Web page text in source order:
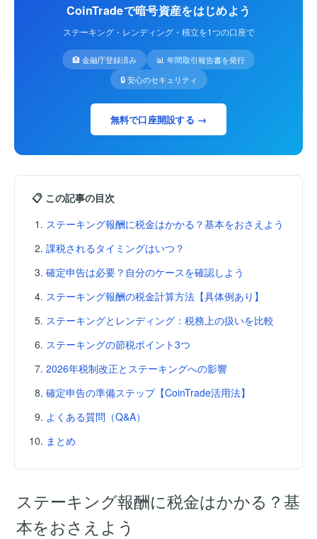
CoinTradeで暗号資産をはじめよう
ステーキング・レンディング・積立を1つの口座で
🏦 金融庁登録済み
📊 年間取引報告書を発行
🔒 安心のセキュリティ
無料で口座開設する →
📋 この記事の目次
ステーキング報酬に税金はかかる？基本をおさえよう
課税されるタイミングはいつ？
確定申告は必要？自分のケースを確認しよう
ステーキング報酬の税金計算方法【具体例あり】
ステーキングとレンディング：税務上の扱いを比較
ステーキングの節税ポイント3つ
2026年税制改正とステーキングへの影響
確定申告の準備ステップ【CoinTrade活用法】
よくある質問（Q&A）
まとめ
ステーキング報酬に税金はかかる？基
本をおさえよう